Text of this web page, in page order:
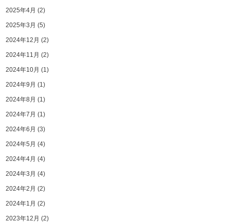
2025年4月 (2)
2025年3月 (5)
2024年12月 (2)
2024年11月 (2)
2024年10月 (1)
2024年9月 (1)
2024年8月 (1)
2024年7月 (1)
2024年6月 (3)
2024年5月 (4)
2024年4月 (4)
2024年3月 (4)
2024年2月 (2)
2024年1月 (2)
2023年12月 (2)